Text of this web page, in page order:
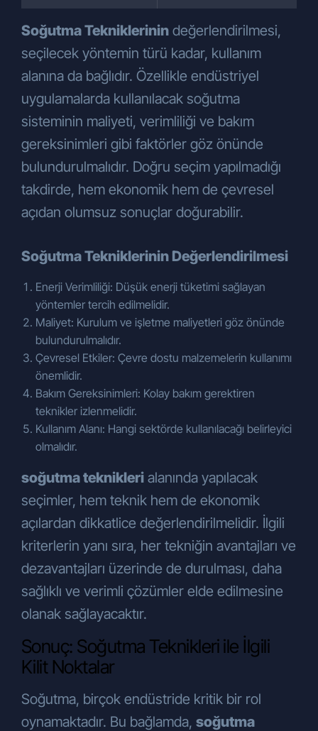
Soğutma Tekniklerinin değerlendirilmesi,
seçilecek yöntemin türü kadar, kullanım
alanına da bağlıdır. Özellikle endüstriyel
uygulamalarda kullanılacak soğutma
sisteminin maliyeti, verimliliği ve bakım
gereksinimleri gibi faktörler göz önünde
bulundurulmalıdır. Doğru seçim yapılmadığı
takdirde, hem ekonomik hem de çevresel
açıdan olumsuz sonuçlar doğurabilir.
Soğutma Tekniklerinin Değerlendirilmesi
Enerji Verimliliği: Düşük enerji tüketimi sağlayan
yöntemler tercih edilmelidir.
Maliyet: Kurulum ve işletme maliyetleri göz önünde
bulundurulmalıdır.
Çevresel Etkiler: Çevre dostu malzemelerin kullanımı
önemlidir.
Bakım Gereksinimleri: Kolay bakım gerektiren
teknikler izlenmelidir.
Kullanım Alanı: Hangi sektörde kullanılacağı belirleyici
olmalıdır.
soğutma teknikleri alanında yapılacak
seçimler, hem teknik hem de ekonomik
açılardan dikkatlice değerlendirilmelidir. İlgili
kriterlerin yanı sıra, her tekniğin avantajları ve
dezavantajları üzerinde de durulması, daha
sağlıklı ve verimli çözümler elde edilmesine
olanak sağlayacaktır.
Sonuç: Soğutma Teknikleri ile İlgili
Kilit Noktalar
Soğutma, birçok endüstride kritik bir rol
oynamaktadır. Bu bağlamda, soğutma